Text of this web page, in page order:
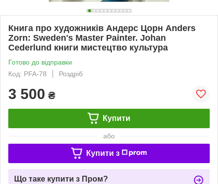
Книга про художників Андерс Цорн Anders
Zorn: Sweden's Master Painter. Johan
Cederlund книги мистецтво культура
Готово до відправки
Код: PFA-78
Роздріб
3 500 ₴
Купити
або
Купити з
Що таке купити з Пром?